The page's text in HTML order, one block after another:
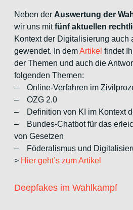
Neben der Auswertung der
wir uns mitfünf aktuellen
Kontext der Digitalisierung auch
gewendet. In demArtikel findet
der Themen und auch die
folgenden Themen:
– Online-Verfahren im
– OZG 2.0
– Definition von KI im Kontext
– Bundes-Chatbot für das
von Gesetzen
– Föderalismus und
> Hier geht’s zum Artikel
Deepfakes im Wahlkampf